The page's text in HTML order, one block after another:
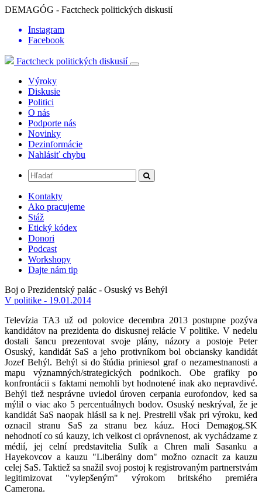
DEMAGÓG - Factcheck politických diskusií
Instagram
Facebook
Factcheck politických diskusií
Výroky
Diskusie
Politici
O nás
Podporte nás
Novinky
Dezinformácie
Nahlásiť chybu
Kontakty
Ako pracujeme
Stáž
Etický kódex
Donori
Podcast
Workshopy
Dajte nám tip
Boj o Prezidentský palác - Osuský vs Behýl
V politike - 19.01.2014
Televízia TA3 už od polovice decembra 2013 postupne pozýva
kandidátov na prezidenta do diskusnej relácie V politike. V nedelu
dostali šancu prezentovat svoje plány, názory a postoje Peter
Osuský, kandidát SaS a jeho protivníkom bol obciansky kandidát
Jozef Behýl. Behýl si do štúdia priniesol graf o nezamestnanosti a
mapu významných/strategických podnikoch. Obe grafiky po
konfrontácii s faktami nemohli byt hodnotené inak ako nepravdivé.
Behýl tiež nesprávne uviedol úroven cerpania eurofondov, ked sa
mýlil o viac ako 5 percentuálnych bodov. Osuský neskrýval, že je
kandidát SaS naopak hlásil sa k nej. Prestrelil však pri výroku, ked
oznacil stranu SaS za stranu bez káuz. Hoci Demagog.SK
nehodnotí co sú kauzy, ich velkost ci oprávnenost, ak vychádzame z
médií, jej celní predstavitelia Sulík a Chren mali Sasanku a
Hayekovcov a kauzu "Liberálny dom" možno oznacit za kauzu
celej SaS. Taktiež sa snažil svoj postoj k registrovaným partnerstvám
legitimizovat "vylepšeným" výrokom britského premiéra
Camerona.